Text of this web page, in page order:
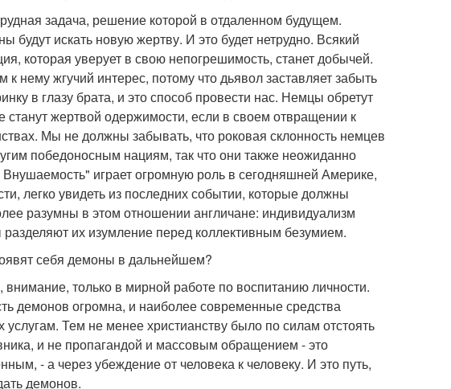
задача, решение которой в отдаленном будущем.
будут искать новую жертву. И это будет нетрудно. Всякий
которая уверует в свою непогрешимость, станет добычей.
нему жгучий интерес, потому что дьявол заставляет забыть
в глазу брата, и это способ провести нас. Немцы обретут
станут жертвой одержимости, если в своем отвращении к
Мы не должны забывать, что роковая склонность немцев
победоносным нациям, так что они также неожиданно
играет огромную роль в сегодняшней Америке,
легко увидеть из последних событии, которые должны
разумны в этом отношении англичане: индивидуализм
их изумление перед коллективным безумием.
себя демоны в дальнейшем?
внимание, только в мирной работе по воспитанию личности.
демонов огромна, и наиболее современные средства
Тем не менее христианству было по силам отстоять
и не пропагандой и массовым обращением - это
- а через убеждение от человека к человеку. И это путь,
демонов.